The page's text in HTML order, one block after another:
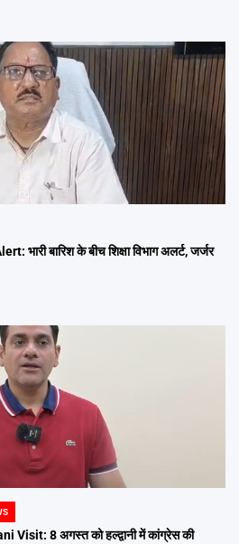
बारिश के बीच शिक्षा विभाग अलर्ट, जर्जर
8 अगस्त को हल्द्वानी में कांग्रेस की